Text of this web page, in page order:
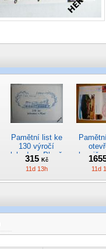
Pamětní list ke
130 výročí
lokodepa Plzeň
*2963
315 Kč
11d 13h 11d
Pohlednice
motorového